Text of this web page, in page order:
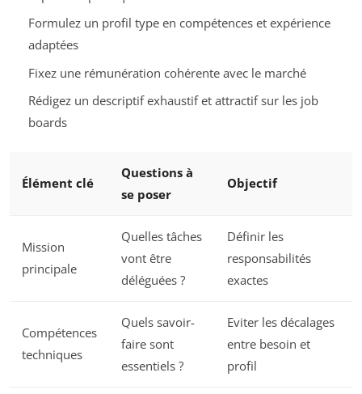
Formulez un profil type en compétences et expérience
adaptées
Fixez une rémunération cohérente avec le marché
Rédigez un descriptif exhaustif et attractif sur les job
boards
Élément clé
Questions à
se poser
Objectif
Mission
principale
Quelles tâches
vont être
déléguées ?
Définir les
responsabilités
exactes
Compétences
techniques
Quels savoir-
faire sont
essentiels ?
Eviter les décalages
entre besoin et
profil